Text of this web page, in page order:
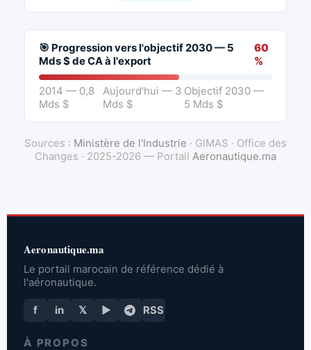
🎯 Progression vers l'objectif 2030 — 5
Mds $ de CA à l'export
60
%
2014 — 0,8
Mds $
Aujourd'hui — 3
Mds $
Objectif 2030 —
5 Mds $
Sources : Ministère de l'Industrie · GIMAS · Office des
Changes · 2025-2026 — Portail Aeronautique.ma
Aeronautique.ma
Le portail marocain de référence dédié à
l'aéronautique.
f in 𝕏 ▶ RSS
À PROPOS